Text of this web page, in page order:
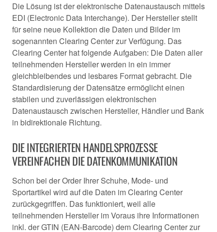
Die Lösung ist der elektronische Datenaustausch mittels
EDI (Electronic Data Interchange). Der Hersteller stellt
für seine neue Kollektion die Daten und Bilder im
sogenannten Clearing Center zur Verfügung. Das
Clearing Center hat folgende Aufgaben: Die Daten aller
teilnehmenden Hersteller werden in ein immer
gleichbleibendes und lesbares Format gebracht. Die
Standardisierung der Datensätze ermöglicht einen
stabilen und zuverlässigen elektronischen
Datenaustausch zwischen Hersteller, Händler und Bank
in bidirektionale Richtung.
DIE INTEGRIERTEN HANDELSPROZESSE
VEREINFACHEN DIE DATENKOMMUNIKATION
Schon bei der Order Ihrer Schuhe, Mode- und
Sportartikel wird auf die Daten im Clearing Center
zurückgegriffen. Das funktioniert, weil alle
teilnehmenden Hersteller im Voraus ihre Informationen
inkl. der GTIN (EAN-Barcode) dem Clearing Center zur